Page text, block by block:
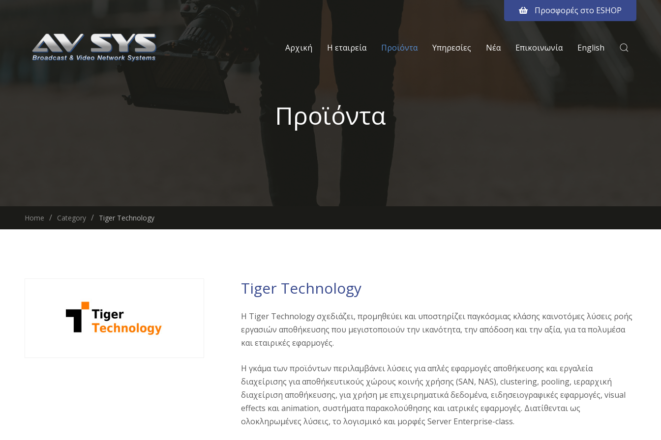
Προσφορές στο ESHOP
Αρχική Η εταιρεία Προϊόντα Υπηρεσίες Νέα Επικοινωνία English
Προϊόντα
Home Category Tiger Technology
Tiger Technology
H Tiger Technology σχεδιάζει, προμηθεύει και υποστηρίζει παγκόσμιας κλάσης καινοτόμες λύσεις ροής
εργασιών αποθήκευσης που μεγιστοποιούν την ικανότητα, την απόδοση και την αξία, για τα πολυμέσα
και εταιρικές εφαρμογές.
Η γκάμα των προϊόντων περιλαμβάνει λύσεις για απλές εφαρμογές αποθήκευσης και εργαλεία
διαχείρισης για αποθήκευτικούς χώρους κοινής χρήσης (SAN, NAS), clustering, pooling, ιεραρχική
διαχείριση αποθήκευσης, για χρήση με επιχειρηματικά δεδομένα, ειδησειογραφικές εφαρμογές, visual
effects και animation, συστήματα παρακολούθησης και ιατρικές εφαρμογές. Διατίθενται ως
ολοκληρωμένες λύσεις, το λογισμικό και μορφές Server Enterprise-class.